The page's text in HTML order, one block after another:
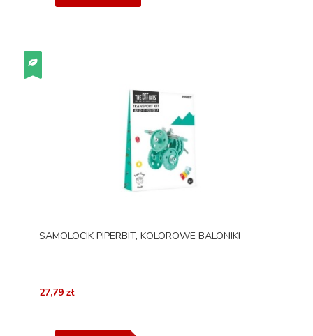
SAMOLOCIK PIPERBIT, KOLOROWE BALONIKI
27,79 zł